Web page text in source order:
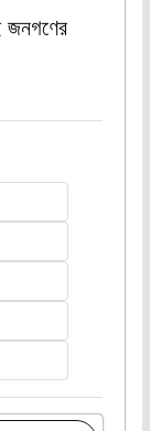
জনগণের